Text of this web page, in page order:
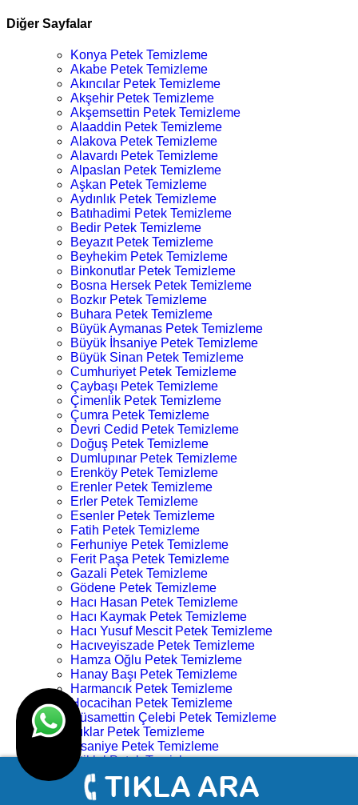
Diğer Sayfalar
Konya Petek Temizleme
Akabe Petek Temizleme
Akıncılar Petek Temizleme
Akşehir Petek Temizleme
Akşemsettin Petek Temizleme
Alaaddin Petek Temizleme
Alakova Petek Temizleme
Alavardı Petek Temizleme
Alpaslan Petek Temizleme
Aşkan Petek Temizleme
Aydınlık Petek Temizleme
Batıhadimi Petek Temizleme
Bedir Petek Temizleme
Beyazıt Petek Temizleme
Beyhekim Petek Temizleme
Binkonutlar Petek Temizleme
Bosna Hersek Petek Temizleme
Bozkır Petek Temizleme
Buhara Petek Temizleme
Büyük Aymanas Petek Temizleme
Büyük İhsaniye Petek Temizleme
Büyük Sinan Petek Temizleme
Cumhuriyet Petek Temizleme
Çaybaşı Petek Temizleme
Çimenlik Petek Temizleme
Çumra Petek Temizleme
Devri Cedid Petek Temizleme
Doğuş Petek Temizleme
Dumlupınar Petek Temizleme
Erenköy Petek Temizleme
Erenler Petek Temizleme
Erler Petek Temizleme
Esenler Petek Temizleme
Fatih Petek Temizleme
Ferhuniye Petek Temizleme
Ferit Paşa Petek Temizleme
Gazali Petek Temizleme
Gödene Petek Temizleme
Hacı Hasan Petek Temizleme
Hacı Kaymak Petek Temizleme
Hacı Yusuf Mescit Petek Temizleme
Hacıveyiszade Petek Temizleme
Hamza Oğlu Petek Temizleme
Hanay Başı Petek Temizleme
Harmancık Petek Temizleme
Hocacihan Petek Temizleme
Hüsamettin Çelebi Petek Temizleme
Işıklar Petek Temizleme
İhsaniye Petek Temizleme
İstiklal Petek Temizleme
Kampüs Petek Temizleme
Karahüyük Petek Temizleme